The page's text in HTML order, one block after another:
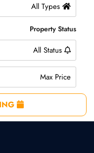
All Types
Property Status
All Status
Max Price
BOOK A MEETING